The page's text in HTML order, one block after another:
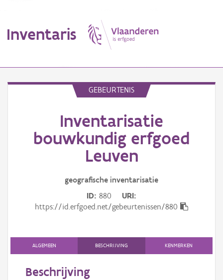
Inventaris
Aanduidingsobject
Gebeurtenis
Downloads
Hergebruik
GEBEURTENIS
Inventarisatie
bouwkundig erfgoed
Leuven
geografische inventarisatie
ID 880
URI
https://id.erfgoed.net/gebeurtenissen/880
ALGEMEEN BESCHRIJVING KENMERKEN
Beschrijving